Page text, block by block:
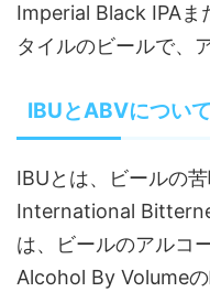
Imperial Black IPAま
タイルのビールで、
IBUとABVについて
IBUとは、ビールの
International
は、ビールのアルコ
Alcohol By Volumeの